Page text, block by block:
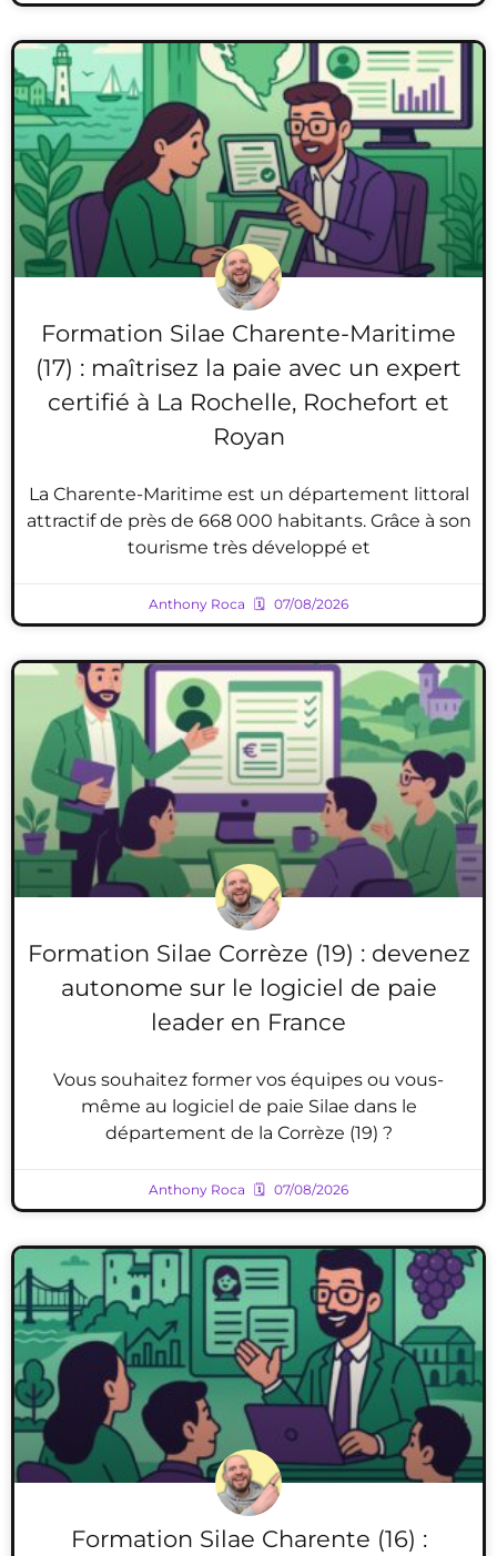
Formation Silae Charente-Maritime
(17) : maîtrisez la paie avec un expert
certifié à La Rochelle, Rochefort et
Royan
La Charente-Maritime est un département littoral
attractif de près de 668 000 habitants. Grâce à son
tourisme très développé et
Anthony Roca 07/08/2026
Formation Silae Corrèze (19) : devenez
autonome sur le logiciel de paie
leader en France
Vous souhaitez former vos équipes ou vous-
même au logiciel de paie Silae dans le
département de la Corrèze (19) ?
Anthony Roca 07/08/2026
Formation Silae Charente (16) :